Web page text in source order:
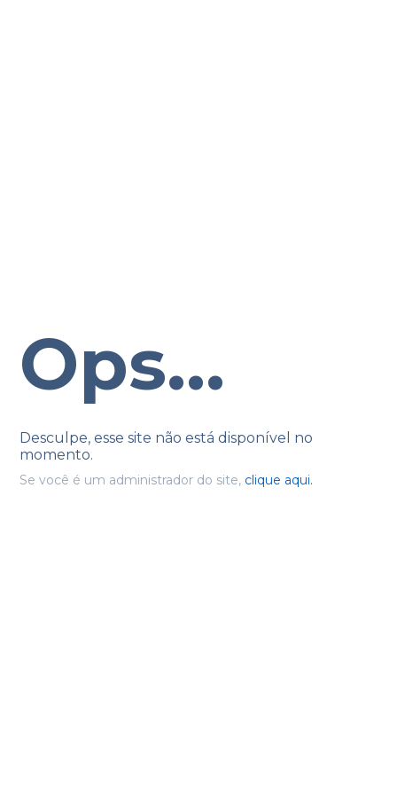
Ops...
Desculpe, esse site não está disponível no
momento.
Se você é um administrador do site, clique aqui.